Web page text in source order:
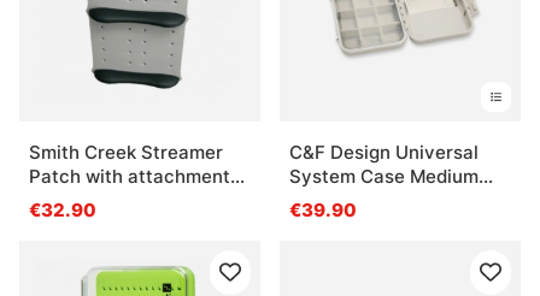
Smith Creek Streamer
Patch with attachment
cable
€32.90
C&F Design Universal
System Case Medium
with Comp.
€39.90